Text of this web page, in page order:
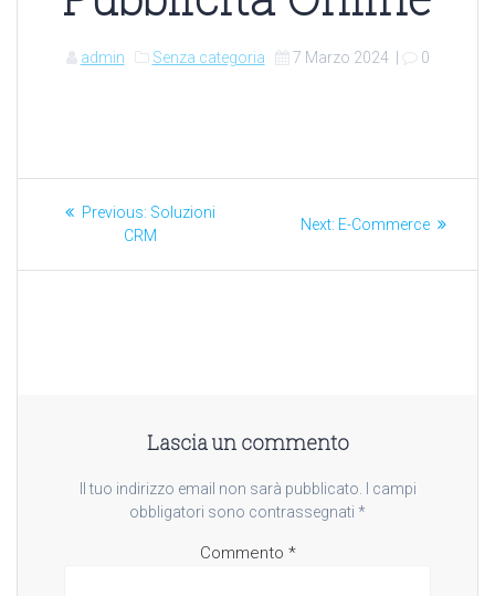
admin Senza categoria 7 Marzo 2024| 0
Navigazione
Previous: Previous
post:
Soluzioni
CRM
Next: Next
E-Commerce
Lascia un commento
Il tuo indirizzo email non sarà pubblicato.
I campi
obbligatori sono contrassegnati *
Commento *